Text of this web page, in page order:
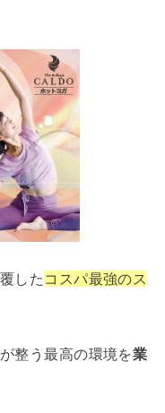
した コスパ最強のス
整う最高の環境を業